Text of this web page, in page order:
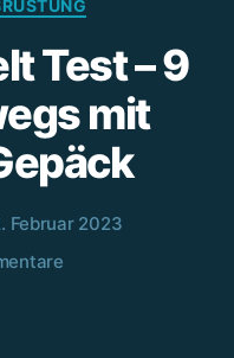
Test – 9
mit
Februar 2023
zu